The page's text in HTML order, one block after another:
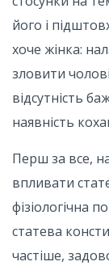
його і
хоче жінка:
зловити
відсутність
наявність
Перш за все,
впливати
фізіологічна
статева
частіше,